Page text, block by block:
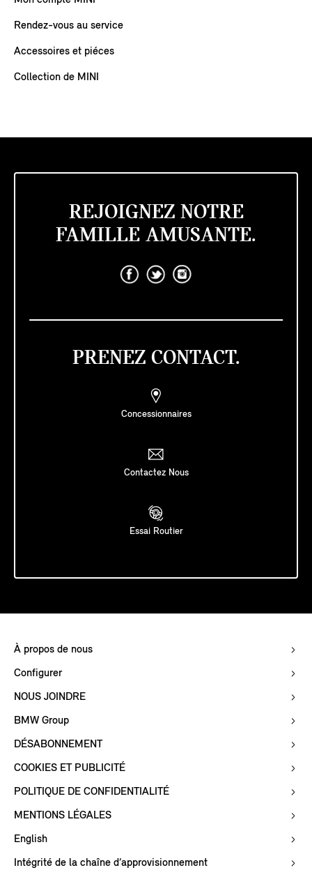
Rendez-vous au service
Accessoires et piéces
Collection de MINI
REJOIGNEZ NOTRE
FAMILLE AMUSANTE.
PRENEZ CONTACT.
Concessionnaires
Contactez Nous
Essai Routier
À propos de nous
Configurer
NOUS JOINDRE
BMW Group
DÉSABONNEMENT
COOKIES ET PUBLICITÉ
POLITIQUE DE CONFIDENTIALITÉ
MENTIONS LÉGALES
English
Intégrité de la chaîne d’approvisionnement